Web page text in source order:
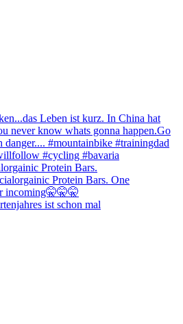
Protein Bars.
ist schon mal